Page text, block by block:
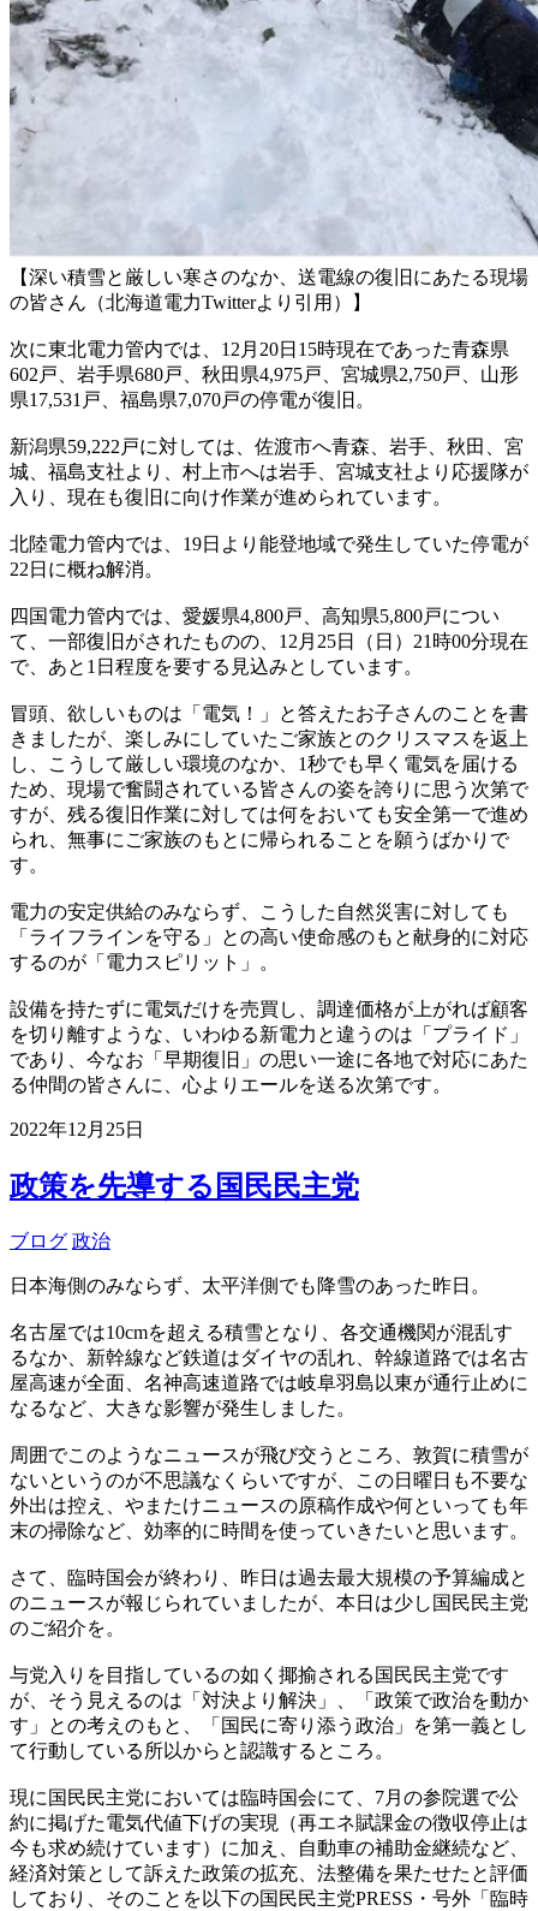
【深い積雪と厳しい寒さのなか、送電線の復旧にあたる現場
の皆さん（北海道電力Twitterより引用）】
次に東北電力管内では、12月20日15時現在であった青森県
602戸、岩手県680戸、秋田県4,975戸、宮城県2,750戸、山形
県17,531戸、福島県7,070戸の停電が復旧。
新潟県59,222戸に対しては、佐渡市へ青森、岩手、秋田、宮
城、福島支社より、村上市へは岩手、宮城支社より応援隊が
入り、現在も復旧に向け作業が進められています。
北陸電力管内では、19日より能登地域で発生していた停電が
22日に概ね解消。
四国電力管内では、愛媛県4,800戸、高知県5,800戸につい
て、一部復旧がされたものの、12月25日（日）21時00分現在
で、あと1日程度を要する見込みとしています。
冒頭、欲しいものは「電気！」と答えたお子さんのことを書
きましたが、楽しみにしていたご家族とのクリスマスを返上
し、こうして厳しい環境のなか、1秒でも早く電気を届ける
ため、現場で奮闘されている皆さんの姿を誇りに思う次第で
すが、残る復旧作業に対しては何をおいても安全第一で進め
られ、無事にご家族のもとに帰られることを願うばかりで
す。
電力の安定供給のみならず、こうした自然災害に対しても
「ライフラインを守る」との高い使命感のもと献身的に対応
するのが「電力スピリット」。
設備を持たずに電気だけを売買し、調達価格が上がれば顧客
を切り離すような、いわゆる新電力と違うのは「プライド」
であり、今なお「早期復旧」の思い一途に各地で対応にあた
る仲間の皆さんに、心よりエールを送る次第です。
2022年12月25日
政策を先導する国民民主党
ブログ 政治
日本海側のみならず、太平洋側でも降雪のあった昨日。
名古屋では10cmを超える積雪となり、各交通機関が混乱す
るなか、新幹線など鉄道はダイヤの乱れ、幹線道路では名古
屋高速が全面、名神高速道路では岐阜羽島以東が通行止めに
なるなど、大きな影響が発生しました。
周囲でこのようなニュースが飛び交うところ、敦賀に積雪が
ないというのが不思議なくらいですが、この日曜日も不要な
外出は控え、やまたけニュースの原稿作成や何といっても年
末の掃除など、効率的に時間を使っていきたいと思います。
さて、臨時国会が終わり、昨日は過去最大規模の予算編成と
のニュースが報じられていましたが、本日は少し国民民主党
のご紹介を。
与党入りを目指しているの如く揶揄される国民民主党です
が、そう見えるのは「対決より解決」、「政策で政治を動か
す」との考えのもと、「国民に寄り添う政治」を第一義とし
て行動している所以からと認識するところ。
現に国民民主党においては臨時国会にて、7月の参院選で公
約に掲げた電気代値下げの実現（再エネ賦課金の徴収停止は
今も求め続けています）に加え、自動車の補助金継続など、
経済対策として訴えた政策の拡充、法整備を果たせたと評価
しており、そのことを以下の国民民主党PRESS・号外「臨時